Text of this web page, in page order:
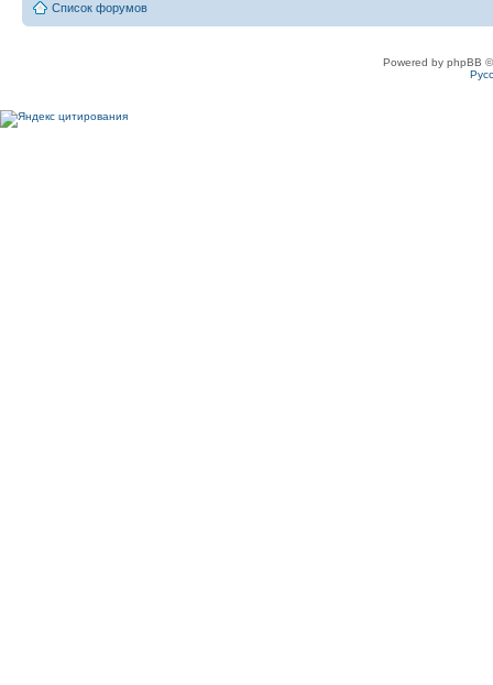
Список форумов
Powered by phpBB